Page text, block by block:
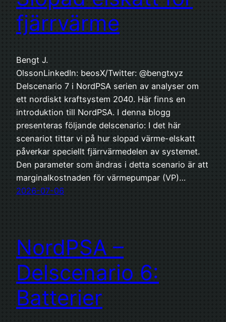
fjärrvärme
Bengt J.
OlssonLinkedIn: beosX/Twitter: @bengtxyz
Delscenario 7 i NordPSA serien av analyser om
ett nordiskt kraftsystem 2040. Här finns en
introduktion till NordPSA. I denna blogg
presenteras följande delscenario: I det här
scenariot tittar vi på hur slopad värme-elskatt
påverkar speciellt fjärrvärmedelen av systemet.
Den parameter som ändras i detta scenario är att
marginalkostnaden för värmepumpar (VP)…
2026-07-06
NordPSA –
Delscenario 6:
Batterier